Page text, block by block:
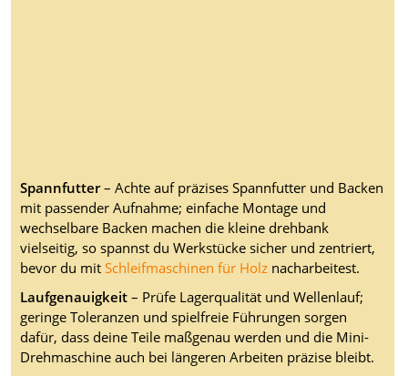
Spannfutter– Achte auf präzises Spannfutter und Backen
mit passender Aufnahme; einfache Montage und
wechselbare Backen machen die kleine drehbank
vielseitig, so spannst du Werkstücke sicher und zentriert,
bevor du mitSchleifmaschinen für Holz nacharbeitest.
Laufgenauigkeit– Prüfe Lagerqualität und Wellenlauf;
geringe Toleranzen und spielfreie Führungen sorgen
dafür, dass deine Teile maßgenau werden und die Mini-
Drehmaschine auch bei längeren Arbeiten präzise bleibt.